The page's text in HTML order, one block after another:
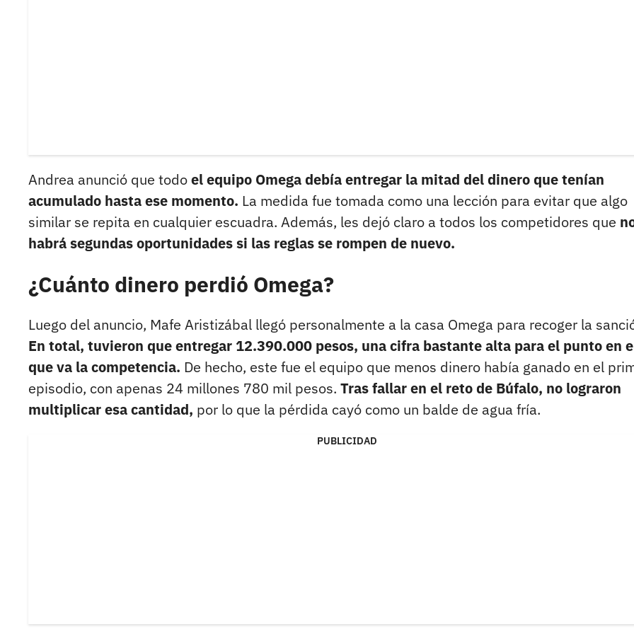
Andrea anunció que todoel equipo Omega debía entregar la mitad del dinero que tenían
acumulado hasta ese momento. La medida fue tomada como una lección para evitar que algo
similar se repita en cualquier escuadra. Además, les dejó claro a todos los competidores que
habrá segundas oportunidades si las reglas se rompen de nuevo.
¿Cuánto dinero perdió Omega?
Luego del anuncio, Mafe Aristizábal llegó personalmente a la casa Omega para recoger la
En total, tuvieron que entregar 12.390.000 pesos, una cifra bastante alta para el punto en
que va la competencia. De hecho, este fue el equipo que menos dinero había ganado en el
episodio, con apenas 24 millones 780 mil pesos. Tras fallar en el reto de Búfalo, no lograron
multiplicar esa cantidad, por lo que la pérdida cayó como un balde de agua fría.
PUBLICIDAD